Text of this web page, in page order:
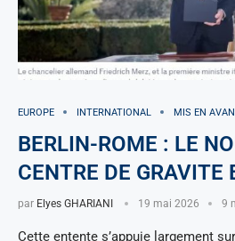
EUROPE INTERNATIONAL MIS EN
BERLIN-ROME : LE
CENTRE DE GRAVITE
par Elyes GHARIANI 19 mai 2026 9
Cette entente s’appuie largement